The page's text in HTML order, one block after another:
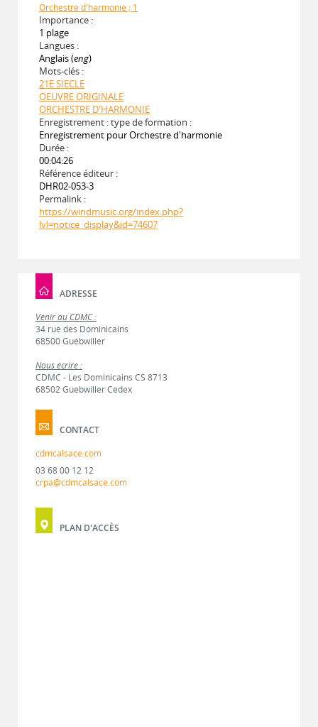
Orchestre d'harmonie ; 1
Importance :
1 plage
Langues :
Anglais (eng)
Mots-clés :
21E SIECLE
OEUVRE ORIGINALE
ORCHESTRE D'HARMONIE
Enregistrement : type de formation :
Enregistrement pour Orchestre d'harmonie
Durée :
00:04:26
Référence éditeur :
DHR02-053-3
Permalink :
https://windmusic.org/index.php?
lvl=notice_display&id=74607
ADRESSE
Venir au CDMC :
34 rue des Dominicains
68500 Guebwiller
Nous écrire :
CDMC - Les Dominicains CS 8713
68502 Guebwiller Cedex
CONTACT
cdmcalsace.com
03 68 00 12 12
crpa@cdmcalsace.com
PLAN D'ACCÈS